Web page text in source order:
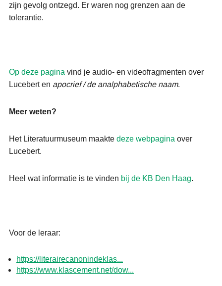
zijn gevolg ontzegd. Er waren nog grenzen aan de
tolerantie.
Op deze pagina vind je audio- en videofragmenten over
Lucebert en apocrief / de analphabetische naam.
Meer weten?
Het Literatuurmuseum maakte deze webpagina over
Lucebert.
Heel wat informatie is te vinden bij de KB Den Haag.
Voor de leraar:
https://literairecanonindeklas...
https://www.klascement.net/dow...